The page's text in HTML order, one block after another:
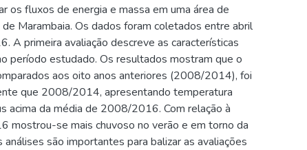
os fluxos de energia e massa em uma área de
Marambaia. Os dados foram coletados entre abril
A primeira avaliação descreve as características
período estudado. Os resultados mostram que o
aos oito anos anteriores (2008/2014), foi
que 2008/2014, apresentando temperatura
acima da média de 2008/2016. Com relação à
mostrou-se mais chuvoso no verão e em torno da
análises são importantes para balizar as avaliações